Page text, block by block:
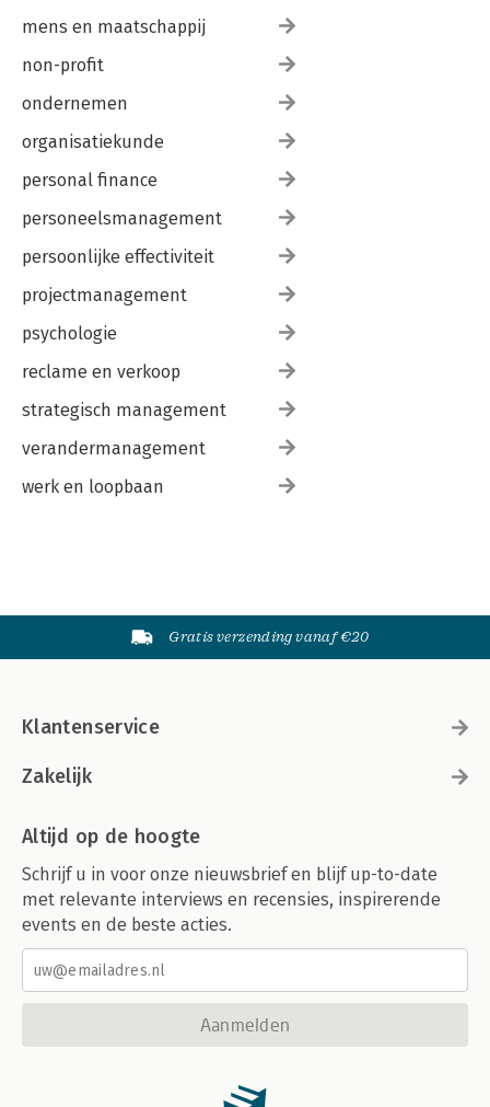
mens en maatschappij
non-profit
ondernemen
organisatiekunde
personal finance
personeelsmanagement
persoonlijke effectiviteit
projectmanagement
psychologie
reclame en verkoop
strategisch management
verandermanagement
werk en loopbaan
Gratis verzending vanaf €20
Klantenservice
Zakelijk
Altijd op de hoogte
Schrijf u in voor onze nieuwsbrief en blijf up-to-date
met relevante interviews en recensies, inspirerende
events en de beste acties.
Aanmelden